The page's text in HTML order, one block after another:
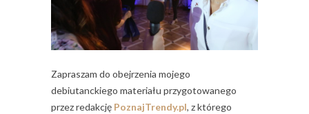
Zapraszam do obejrzenia mojego
debiutanckiego materiału przygotowanego
przez redakcję PoznajTrendy.pl, z którego